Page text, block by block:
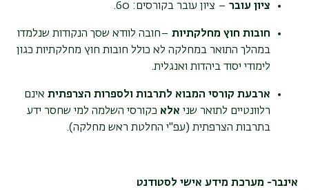
ציון עובר – ציון עובר בקורסים: 60.
חובות חוץ מחלקתיות –חובה לוודא שסך הנקודות שנלמדו
במהלך התואר במחלקה לא כולל חובות חוץ מחלקתיות כגון
לימודי יסוד ביהדות ואנגלית.
ארבעת קורסי המבוא לתרבות ולספרות הצרפתית אינם
רלוונטיים לתואר שני אלא כקורסי השלמה למי שחסר ידע
בתרבות הצרפתית (עפ"י החלטת ראש מחלקה).
אינבר- מערכת מידע אישי לסטודנט